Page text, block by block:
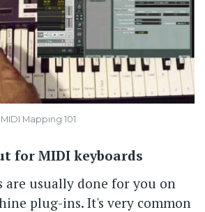
Mapping 101
for MIDI keyboards
are usually done for you on
plug-ins. It's very common